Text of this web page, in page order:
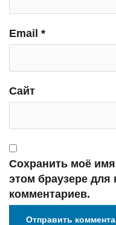
Email *
Сайт
Сохранить моё
этом браузере
комментариев.